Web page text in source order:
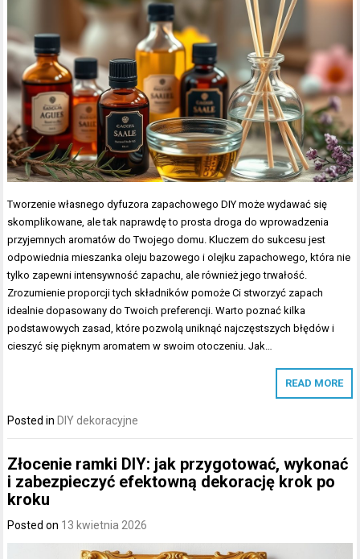
Tworzenie własnego dyfuzora zapachowego DIY może wydawać się
skomplikowane, ale tak naprawdę to prosta droga do wprowadzenia
przyjemnych aromatów do Twojego domu. Kluczem do sukcesu jest
odpowiednia mieszanka oleju bazowego i olejku zapachowego, która nie
tylko zapewni intensywność zapachu, ale również jego trwałość.
Zrozumienie proporcji tych składników pomoże Ci stworzyć zapach
idealnie dopasowany do Twoich preferencji. Warto poznać kilka
podstawowych zasad, które pozwolą uniknąć najczęstszych błędów i
cieszyć się pięknym aromatem w swoim otoczeniu. Jak…
READ MORE
Posted in DIY dekoracyjne
Złocenie ramki DIY: jak przygotować, wykonać
i zabezpieczyć efektowną dekorację krok po
kroku
Posted on 13 kwietnia 2026